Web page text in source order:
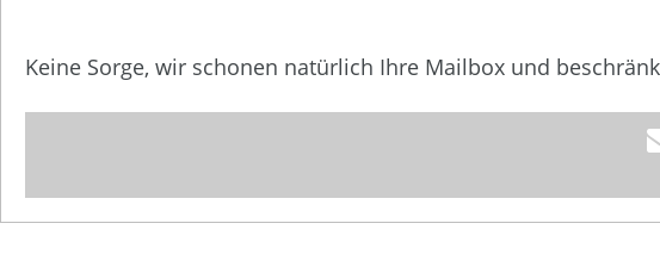
Keine Sorge, wir schonen natürlich Ihre Mailbox und